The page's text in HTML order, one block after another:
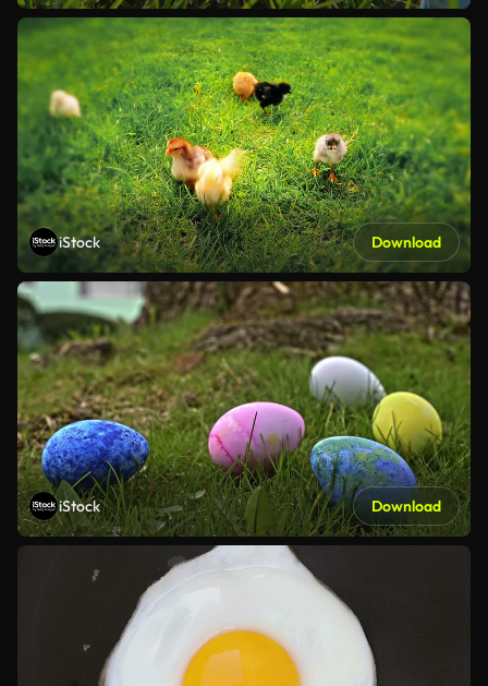
iStock Download
iStock Download